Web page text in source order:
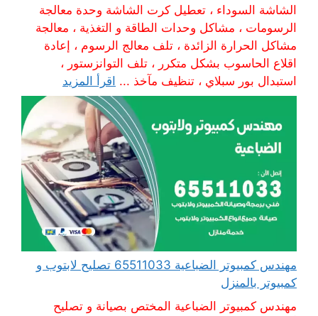
الشاشة السوداء ، تعطيل كرت الشاشة وحدة معالجة
الرسومات ، مشاكل وحدات الطاقة و التغذية ، معالجة
مشاكل الحرارة الزائدة ، تلف معالج الرسوم ، إعادة
اقلاع الحاسوب بشكل متكرر ، تلف التوانزستور ،
استبدال بور سبلاي ، تنظيف مآخذ ... اقرأ المزيد
مهندس كمبيوتر الضباعية 65511033 تصليح لابتوب و
كمبيوتر بالمنزل
مهندس كمبيوتر الضباعية المختص بصيانة و تصليح